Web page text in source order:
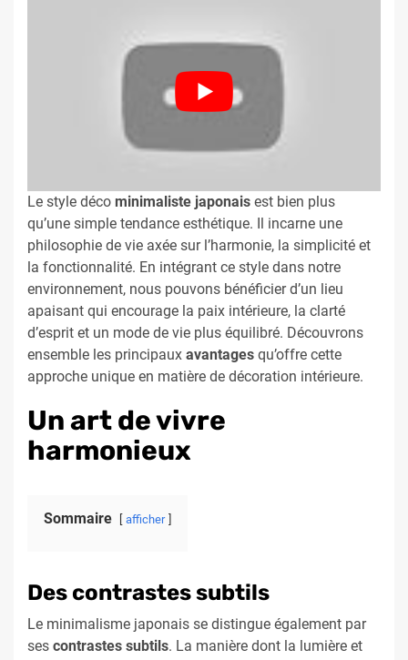
Le style déco minimaliste japonais est bien plus
qu’une simple tendance esthétique. Il incarne une
philosophie de vie axée sur l’harmonie, la simplicité et
la fonctionnalité. En intégrant ce style dans notre
environnement, nous pouvons bénéficier d’un lieu
apaisant qui encourage la paix intérieure, la clarté
d’esprit et un mode de vie plus équilibré. Découvrons
ensemble les principaux avantages qu’offre cette
approche unique en matière de décoration intérieure.
Un art de vivre
harmonieux
Sommaire afficher
Des contrastes subtils
Le minimalisme japonais se distingue également par
ses contrastes subtils. La manière dont la lumière et